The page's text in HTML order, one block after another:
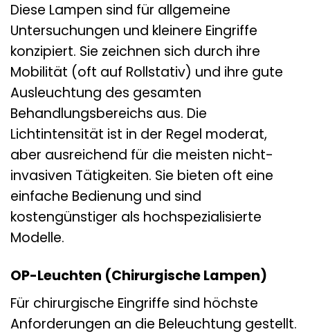
Diese Lampen sind für allgemeine
Untersuchungen und kleinere Eingriffe
konzipiert. Sie zeichnen sich durch ihre
Mobilität (oft auf Rollstativ) und ihre gute
Ausleuchtung des gesamten
Behandlungsbereichs aus. Die
Lichtintensität ist in der Regel moderat,
aber ausreichend für die meisten nicht-
invasiven Tätigkeiten. Sie bieten oft eine
einfache Bedienung und sind
kostengünstiger als hochspezialisierte
Modelle.
OP-Leuchten (Chirurgische Lampen)
Für chirurgische Eingriffe sind höchste
Anforderungen an die Beleuchtung gestellt.